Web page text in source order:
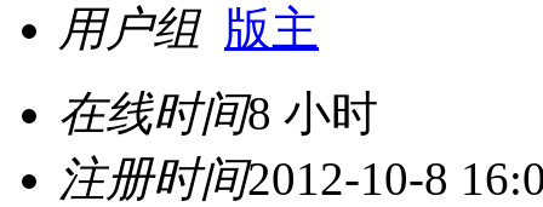
用户组 版主
在线时间8 小时
注册时间2012-10-8